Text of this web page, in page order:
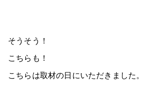
そうそう！
こちらも！
こちらは取材の日にいただきました。